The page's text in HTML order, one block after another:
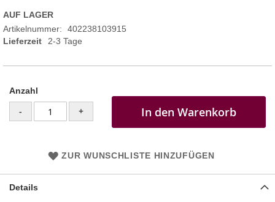
AUF LAGER
Artikelnummer
402238103915
Lieferzeit
2-3 Tage
Anzahl
- + In den Warenkorb
ZUR WUNSCHLISTE HINZUFÜGEN
Details